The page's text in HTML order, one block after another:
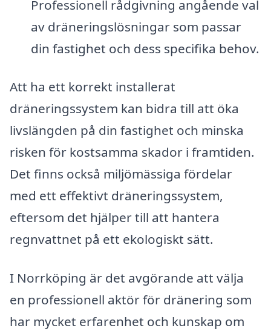
Professionell rådgivning angående val
av dräneringslösningar som passar
din fastighet och dess specifika behov.
Att ha ett korrekt installerat
dräneringssystem kan bidra till att öka
livslängden på din fastighet och minska
risken för kostsamma skador i framtiden.
Det finns också miljömässiga fördelar
med ett effektivt dräneringssystem,
eftersom det hjälper till att hantera
regnvattnet på ett ekologiskt sätt.
I Norrköping är det avgörande att välja
en professionell aktör för dränering som
har mycket erfarenhet och kunskap om